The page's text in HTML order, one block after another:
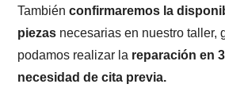
Tambiénconfirmaremos la
piezas necesarias en nuestro taller,
podamos realizar la reparación en
necesidad de cita previa.